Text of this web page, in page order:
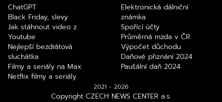
ChatGPT
Black Friday, slevy
Jak stáhnout video z
Youtube
Nejlepší bezdrátová
sluchátka
Filmy a seriály na Max
Netflix filmy a seriály
Elektronická dálniční
známka
Spořící účty
Průměrná mzda v ČR
Výpočet důchodu
Daňové přiznání 2024
Paušální daň 2024
2021 - 2026
Copyright CZECH NEWS CENTER a.s.